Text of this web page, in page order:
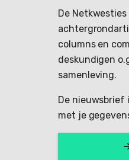
De
columns en
deskundigen
samenleving.
De nieuwsbrief
met je